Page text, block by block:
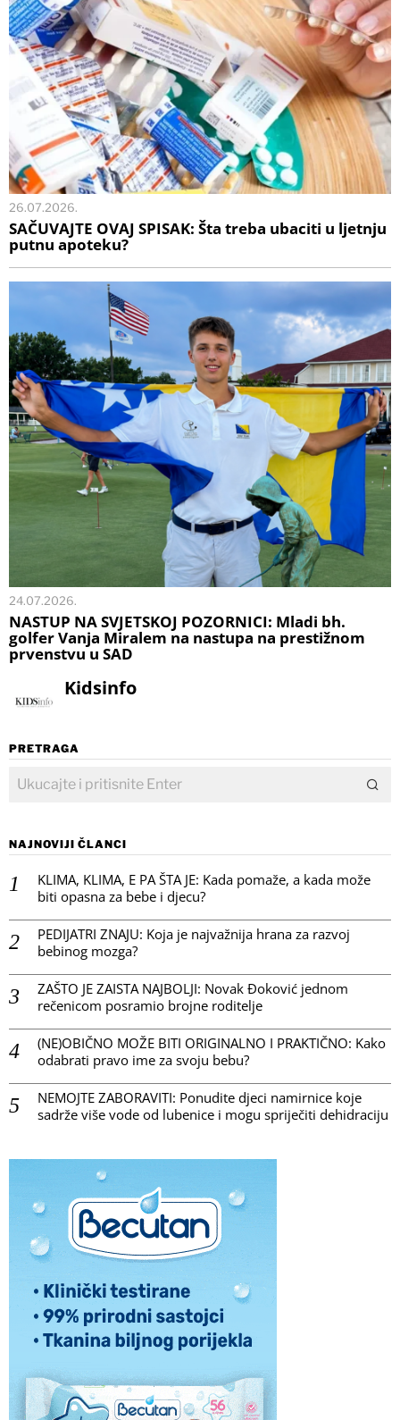
26.07.2026.
SAČUVAJTE OVAJ SPISAK: Šta treba ubaciti u ljetnju
putnu apoteku?
24.07.2026.
NASTUP NA SVJETSKOJ POZORNICI: Mladi bh.
golfer Vanja Miralem na nastupa na prestižnom
prvenstvu u SAD
Kidsinfo
PRETRAGA
NAJNOVIJI ČLANCI
KLIMA, KLIMA, E PA ŠTA JE: Kada pomaže, a kada može
biti opasna za bebe i djecu?
PEDIJATRI ZNAJU: Koja je najvažnija hrana za razvoj
bebinog mozga?
ZAŠTO JE ZAISTA NAJBOLJI: Novak Đoković jednom
rečenicom posramio brojne roditelje
(NE)OBIČNO MOŽE BITI ORIGINALNO I PRAKTIČNO: Kako
odabrati pravo ime za svoju bebu?
NEMOJTE ZABORAVITI: Ponudite djeci namirnice koje
sadrže više vode od lubenice i mogu spriječiti dehidraciju